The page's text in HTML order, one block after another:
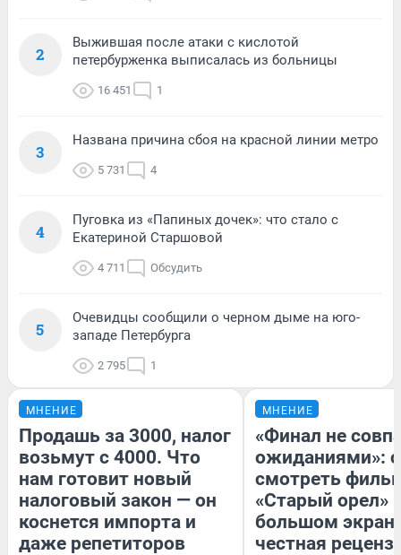
2
Выжившая после атаки с кислотой
петербурженка выписалась из больницы
16 451 1
3
Названа причина сбоя на красной линии метро
5 731 4
4
Пуговка из «Папиных дочек»: что стало с
Екатериной Старшовой
4 711 Обсудить
5
Очевидцы сообщили о черном дыме на юго-
западе Петербурга
2 795 1
МНЕНИЕ
Продашь за 3000, налог
возьмут с 4000. Что
нам готовит новый
налоговый закон — он
коснется импорта и
даже репетиторов
МНЕНИЕ
«Финал не
ожиданиями»:
смотреть
«Старый орел»
большом
честная